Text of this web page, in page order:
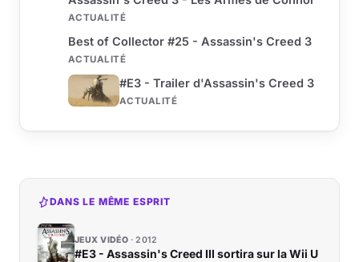
ACTUALITÉ
Best of Collector #25 - Assassin's Creed 3
ACTUALITÉ
#E3 - Trailer d'Assassin's Creed 3
ACTUALITÉ
DANS LE MÊME ESPRIT
JEUX VIDÉO 2012
#E3 - Assassin's Creed III sortira sur la Wii U